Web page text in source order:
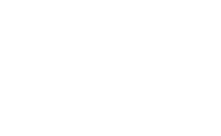
para o combate à